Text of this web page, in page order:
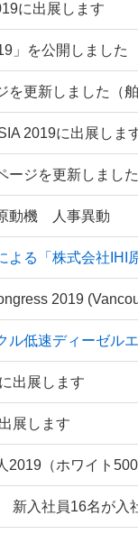
に出展します
」を公開しました
を更新しました（
2019に出展しま
ージを更新しまし
動機 人事異動
よる「株式会社IHI
2019
ル低速ディーゼル
出展します
展します
2019（ホワイト
新入社員16名が入